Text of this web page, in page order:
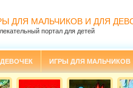
ДЛЯ МАЛЬЧИКОВ И ДЛЯ
портал для детей
ИГРЫ ДЛЯ МАЛЬЧИКОВ